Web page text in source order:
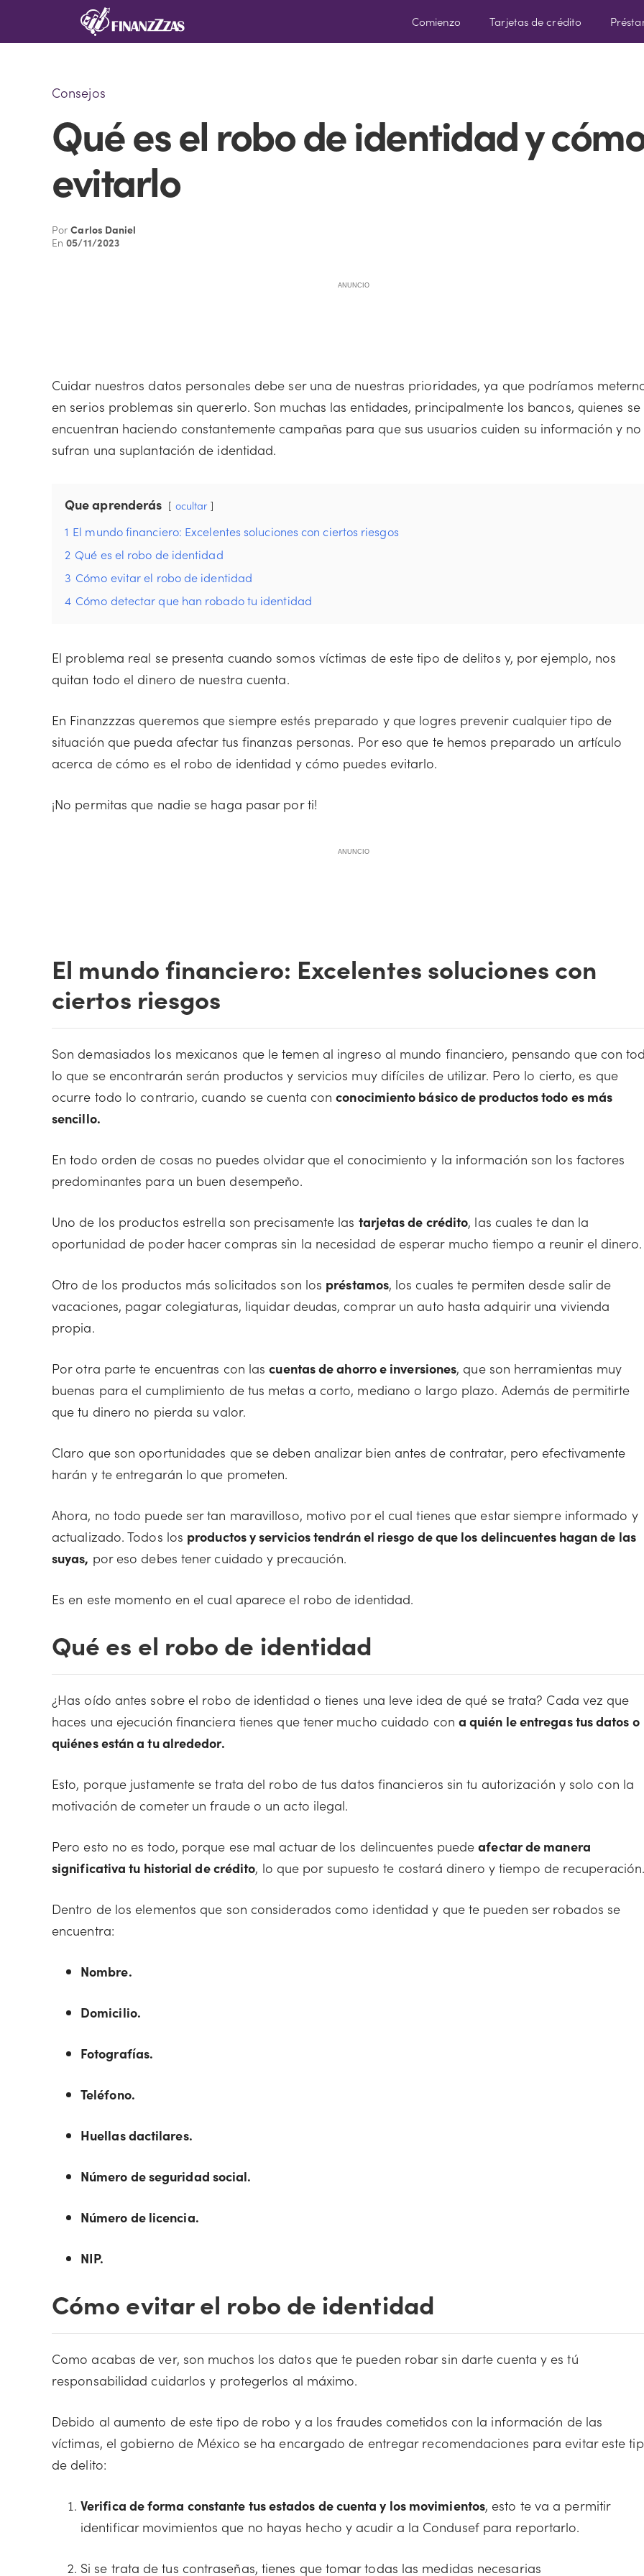
Comienzo Tarjetas de crédito
Consejos
Qué es el robo de identidad y
evitarlo
PorCarlos Daniel
En05/11/2023
ANUNCIO
Cuidar nuestros datos personales debe ser una de nuestras prioridades, ya que podríamos
en serios problemas sin quererlo. Son muchas las entidades, principalmente los bancos, quienes se
encuentran haciendo constantemente campañas para que sus usuarios cuiden su información y no
sufran una suplantación de identidad.
Que aprenderás ocultar
1 El mundo financiero: Excelentes soluciones con ciertos riesgos
2 Qué es el robo de identidad
3 Cómo evitar el robo de identidad
4 Cómo detectar que han robado tu identidad
El problema real se presenta cuando somos víctimas de este tipo de delitos y, por ejemplo, nos
quitan todo el dinero de nuestra cuenta.
En Finanzzzas queremos que siempre estés preparado y que logres prevenir cualquier tipo de
situación que pueda afectar tus finanzas personas. Por eso que te hemos preparado un artículo
acerca de cómo es el robo de identidad y cómo puedes evitarlo.
¡No permitas que nadie se haga pasar por ti!
ANUNCIO
El mundo financiero: Excelentes soluciones con
ciertos riesgos
Son demasiados los mexicanos que le temen al ingreso al mundo financiero, pensando que con
lo que se encontrarán serán productos y servicios muy difíciles de utilizar. Pero lo cierto, es que
ocurre todo lo contrario, cuando se cuenta conconocimiento básico de productos todo es más
sencillo.
En todo orden de cosas no puedes olvidar que el conocimiento y la información son los factores
predominantes para un buen desempeño.
Uno de los productos estrella son precisamente las tarjetas de crédito, las cuales te dan la
oportunidad de poder hacer compras sin la necesidad de esperar mucho tiempo a reunir el dinero.
Otro de los productos más solicitados son los préstamos, los cuales te permiten desde salir de
vacaciones, pagar colegiaturas, liquidar deudas, comprar un auto hasta adquirir una vivienda
propia.
Por otra parte te encuentras con lascuentas de ahorro e inversiones, que son herramientas muy
buenas para el cumplimiento de tus metas a corto, mediano o largo plazo. Además de permitirte
que tu dinero no pierda su valor.
Claro que son oportunidades que se deben analizar bien antes de contratar, pero efectivamente
harán y te entregarán lo que prometen.
Ahora, no todo puede ser tan maravilloso, motivo por el cual tienes que estar siempre informado y
actualizado. Todos los productos y servicios tendrán el riesgo de que los delincuentes hagan de las
suyas, por eso debes tener cuidado y precaución.
Es en este momento en el cual aparece el robo de identidad.
Qué es el robo de identidad
¿Has oído antes sobre el robo de identidad o tienes una leve idea de qué se trata? Cada vez que
haces una ejecución financiera tienes que tener mucho cuidado con a quién le entregas tus datos o
quiénes están a tu alrededor.
Esto, porque justamente se trata del robo de tus datos financieros sin tu autorización y solo con la
motivación de cometer un fraude o un acto ilegal.
Pero esto no es todo, porque ese mal actuar de los delincuentes puedeafectar de manera
significativa tu historial de crédito, lo que por supuesto te costará dinero y tiempo de
Dentro de los elementos que son considerados como identidad y que te pueden ser robados se
encuentra:
Nombre.
Domicilio.
Fotografías.
Teléfono.
Huellas dactilares.
Número de seguridad social.
Número de licencia.
NIP.
Cómo evitar el robo de identidad
Como acabas de ver, son muchos los datos que te pueden robar sin darte cuenta y es tú
responsabilidad cuidarlos y protegerlos al máximo.
Debido al aumento de este tipo de robo y a los fraudes cometidos con la información de las
víctimas, el gobierno de México se ha encargado de entregar recomendaciones para evitar este
de delito:
Verifica de forma constante tus estados de cuenta y los movimientos, esto te va a permitir
identificar movimientos que no hayas hecho y acudir a la Condusef para reportarlo.
Si se trata de tus contraseñas, tienes que tomar todas las medidas necesarias